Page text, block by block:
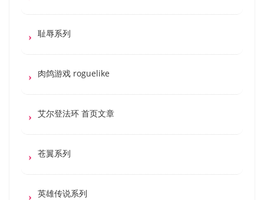
耻辱系列
肉鸽游戏 roguelike
艾尔登法环 首页文章
苍翼系列
英雄传说系列